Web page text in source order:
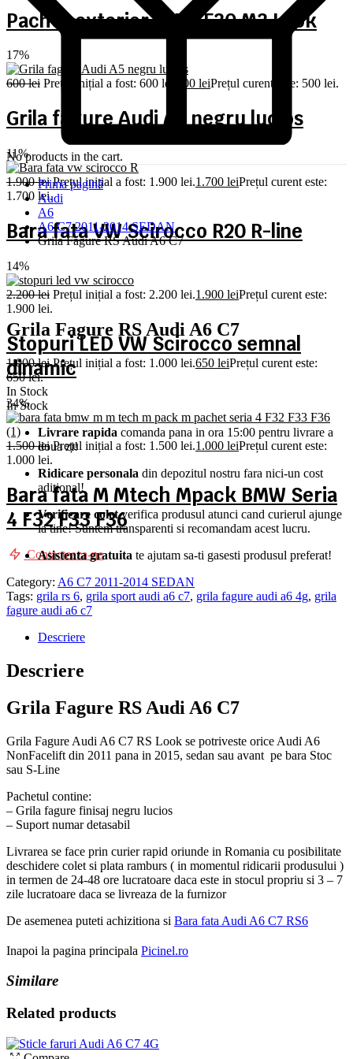
Pachet exterior BMW F30 M3 Look
17%
600lei Prețul inițial a fost: 600 lei. 500 leiPrețul curent este: 500 lei.
Grila fagure Audi A5 negru lucios
11%
1.900lei Prețul inițial a fost: 1.900 lei.1.700 leiPrețul curent este:
1.700 lei.
Bara fata VW Scirocco R20 R-line
14%
2.200lei Prețul inițial a fost: 2.200 lei.1.900 leiPrețul curent este:
1.900 lei.
Stopuri LED VW Scirocco semnal
dinamic
34%
1.500lei Prețul inițial a fost: 1.500 lei.1.000 leiPrețul curent este:
1.000 lei.
Bara fata M Mtech Mpack BMW Seria
4 F32 F33 F36
Contacteaza-ne
No products in the cart.
Prima pagină
Audi
A6
A6 C7 2011-2014 SEDAN
Grila Fagure RS Audi A6 C7
Grila Fagure RS Audi A6 C7
1.000lei Prețul inițial a fost: 1.000 lei.650 leiPrețul curent este:
650 lei.
In Stock
In Stock
Livrare rapida comanda pana in ora 15:00 pentru livrare a
doua zi!
Ridicare personala din depozitul nostru fara nici-un cost
aditional!
Verificare coletverifica produsul atunci cand curierul ajunge
la tine! Suntem transparenti si recomandam acest lucru.
Asistenta gratuita te ajutam sa-ti gasesti produsul preferat!
Category: A6 C7 2011-2014 SEDAN
Tags: grila rs 6, grila sport audi a6 c7, grila fagure audi a6 4g, grila
fagure audi a6 c7
Descriere
Descriere
Grila Fagure RS Audi A6 C7
Grila Fagure Audi A6 C7 RS Look se potriveste orice Audi A6
NonFacelift din 2011 pana in 2015, sedan sau avant pe bara Stoc
sau S-Line
Pachetul contine:
– Grila fagure finisaj negru lucios
– Suport numar detasabil
Livrarea se face prin curier rapid oriunde in Romania cu posibilitate
deschidere colet si plata ramburs ( in momentul ridicarii produsului )
in termen de 24-48 ore lucratoare daca este in stocul propriu si 3 – 7
zile lucratoare daca se livreaza de la furnizor
De asemenea puteti achizitiona si Bara fata Audi A6 C7 RS6
Inapoi la pagina principala Picinel.ro
Similare
Related products